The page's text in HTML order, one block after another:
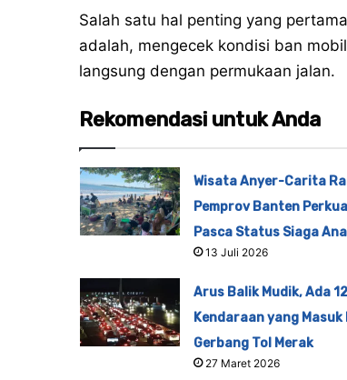
Salah satu hal penting yang
adalah, mengecek kondisi ban
langsung dengan permukaan jalan.
Rekomendasi untuk Anda
Wisata Anyer-Carita
Pemprov Banten
Pasca Status Siaga
13 Juli 2026
Arus Balik Mudik, Ada
Kendaraan yang Masuk
Gerbang Tol Merak
27 Maret 2026